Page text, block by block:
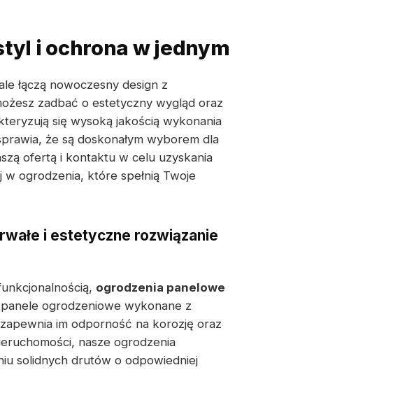
i ochrona w jednym
łączą nowoczesny design z
zadbać o estetyczny wygląd oraz
się wysoką jakością wykonania
że są doskonałym wyborem dla
ofertą i kontaktu w celu uzyskania
ogrodzenia, które spełnią Twoje
i estetyczne rozwiązanie
ogrodzenia panelowe
ogrodzeniowe wykonane z
im odporność na korozję oraz
nasze ogrodzenia
solidnych drutów o odpowiedniej